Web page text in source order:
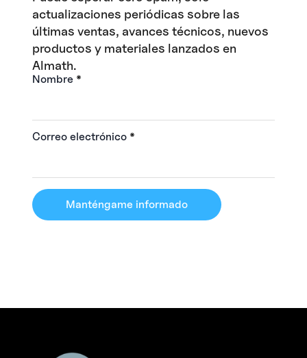
actualizaciones periódicas sobre las
últimas ventas, avances técnicos, nuevos
productos y materiales lanzados en
Almath.
Nombre *
Correo electrónico *
Manténgame informado